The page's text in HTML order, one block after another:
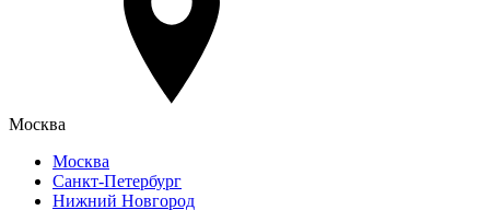
Москва
Москва
Санкт-Петербург
Нижний Новгород